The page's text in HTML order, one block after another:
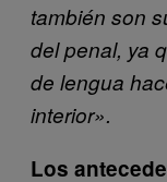
también son
del penal, ya
de lengua
interior».
Los